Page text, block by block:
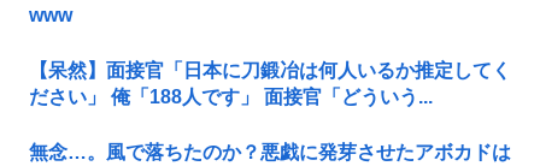
www
【呆然】面接官「日本に刀鍛冶は何人いるか推定してく
ださい」 俺「188人です」 面接官「どういう...
無念…。風で落ちたのか？悪戯に発芽させたアボカドは